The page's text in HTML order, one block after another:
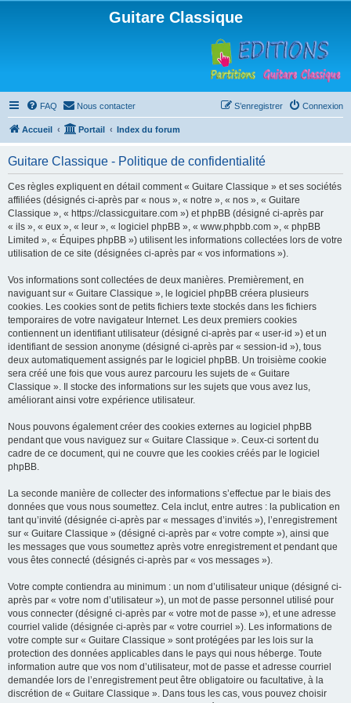
Guitare Classique
FAQ Nous contacter Connexion
S’enregistrer
Accueil Portail Index du forum
Guitare Classique - Politique de confidentialité
Ces règles expliquent en détail comment « Guitare Classique » et ses sociétés
affiliées (désignés ci-après par « nous », « notre », « nos », « Guitare
Classique », « https://classicguitare.com ») et phpBB (désigné ci-après par
« ils », « eux », « leur », « logiciel phpBB », « www.phpbb.com », « phpBB
Limited », « Équipes phpBB ») utilisent les informations collectées lors de votre
utilisation de ce site (désignées ci-après par « vos informations »).
Vos informations sont collectées de deux manières. Premièrement, en
naviguant sur « Guitare Classique », le logiciel phpBB créera plusieurs
cookies. Les cookies sont de petits fichiers texte stockés dans les fichiers
temporaires de votre navigateur Internet. Les deux premiers cookies
contiennent un identifiant utilisateur (désigné ci-après par « user-id ») et un
identifiant de session anonyme (désigné ci-après par « session-id »), tous
deux automatiquement assignés par le logiciel phpBB. Un troisième cookie
sera créé une fois que vous aurez parcouru les sujets de « Guitare
Classique ». Il stocke des informations sur les sujets que vous avez lus,
améliorant ainsi votre expérience utilisateur.
Nous pouvons également créer des cookies externes au logiciel phpBB
pendant que vous naviguez sur « Guitare Classique ». Ceux-ci sortent du
cadre de ce document, qui ne couvre que les cookies créés par le logiciel
phpBB.
La seconde manière de collecter des informations s’effectue par le biais des
données que vous nous soumettez. Cela inclut, entre autres : la publication en
tant qu’invité (désignée ci-après par « messages d’invités »), l’enregistrement
sur « Guitare Classique » (désigné ci-après par « votre compte »), ainsi que
les messages que vous soumettez après votre enregistrement et pendant que
vous êtes connecté (désignés ci-après par « vos messages »).
Votre compte contiendra au minimum : un nom d’utilisateur unique (désigné ci-
après par « votre nom d’utilisateur »), un mot de passe personnel utilisé pour
vous connecter (désigné ci-après par « votre mot de passe »), et une adresse
courriel valide (désignée ci-après par « votre courriel »). Les informations de
votre compte sur « Guitare Classique » sont protégées par les lois sur la
protection des données applicables dans le pays qui nous héberge. Toute
information autre que vos nom d’utilisateur, mot de passe et adresse courriel
demandée lors de l’enregistrement peut être obligatoire ou facultative, à la
discrétion de « Guitare Classique ». Dans tous les cas, vous pouvez choisir